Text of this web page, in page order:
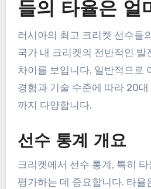
들의 타율은 얼
러시아의 최고 크리켓 선수들
국가 내 크리켓의 전반적인 발
차이를 보입니다. 일반적으로
경험과 기술 수준에 따라 20
까지 다양합니다.
선수 통계 개요
크리켓에서 선수 통계, 특히
평가하는 데 중요합니다. 타율